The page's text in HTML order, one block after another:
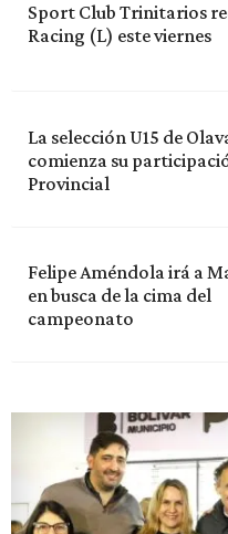
Sport Club Trinitarios
Racing (L) este viernes
La selección U15 de
comienza su
Provincial
Felipe Améndola irá a
en busca de la cima del
campeonato